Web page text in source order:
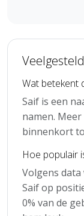
Wat betekent
Saif is een
namen.
binnenkort
Hoe populair
Volgens
Saif op
0% van de